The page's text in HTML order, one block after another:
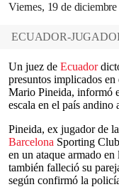
Viernes, 19 de
ECUADOR-
Un juez de Ecuador
presuntos implicados
Mario Pineida, informó
escala en el país andino
Pineida, ex jugador de
Barcelona Sporting
en un ataque armado
también falleció su
según confirmó la